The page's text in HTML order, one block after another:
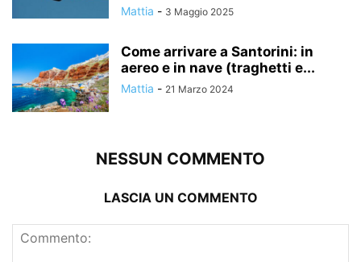
Mattia - 3 Maggio 2025
Come arrivare a Santorini: in
aereo e in nave (traghetti e...
Mattia - 21 Marzo 2024
NESSUN COMMENTO
LASCIA UN COMMENTO